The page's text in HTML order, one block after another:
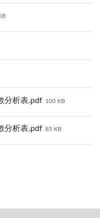
分析表.pdf 100 KB
分析表.pdf 85 KB